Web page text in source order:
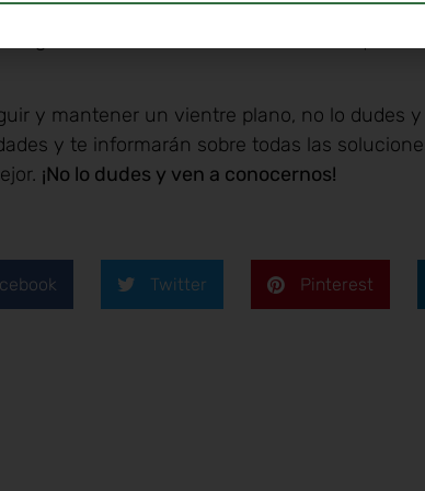
no sólo se contribuye a conseguir la
fibras solubles e insolubles que
y mantener un vientre plano, no lo dudes
y te informarán sobre todas las
¡No lo dudes y ven a conocernos!
Twitter Pinterest